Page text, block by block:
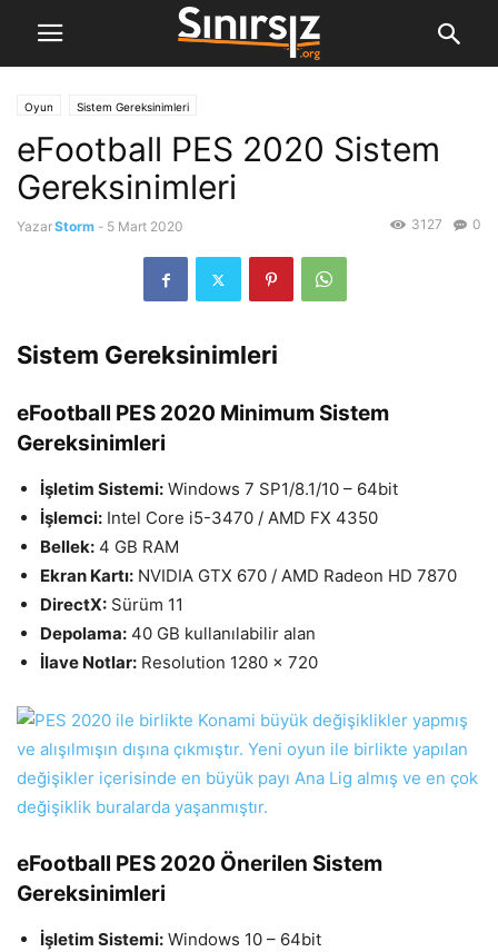
Oyun Sistem Gereksinimleri
eFootball PES 2020 Sistem
Gereksinimleri
YazarStorm - 5 Mart 2020 0
3127
Sistem Gereksinimleri
eFootball PES 2020 Minimum Sistem
Gereksinimleri
İşletim Sistemi: Windows 7 SP1/8.1/10 – 64bit
İşlemci: Intel Core i5-3470 / AMD FX 4350
Bellek: 4 GB RAM
Ekran Kartı: NVIDIA GTX 670 / AMD Radeon HD 7870
DirectX: Sürüm 11
Depolama: 40 GB kullanılabilir alan
İlave Notlar: Resolution 1280 x 720
eFootball PES 2020 Önerilen Sistem
Gereksinimleri
İşletim Sistemi: Windows 10 – 64bit